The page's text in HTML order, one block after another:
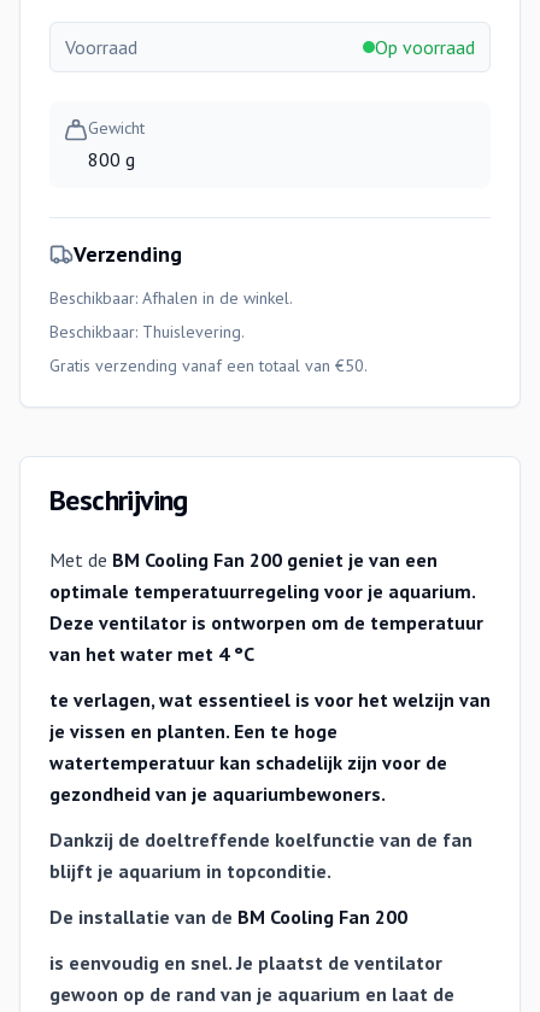
Voorraad Op voorraad
Gewicht
800 g
Verzending
Beschikbaar: Afhalen in de winkel.
Beschikbaar: Thuislevering.
Gratis verzending vanaf een totaal van €50.
Beschrijving
Met de BM Cooling Fan 200 geniet je van een
optimale temperatuurregeling voor je aquarium.
Deze ventilator is ontworpen om de temperatuur
van het water met 4 °C
te verlagen, wat essentieel is voor het welzijn van
je vissen en planten. Een te hoge
watertemperatuur kan schadelijk zijn voor de
gezondheid van je aquariumbewoners.
Dankzij de doeltreffende koelfunctie van de fan
blijft je aquarium in topconditie.
De installatie van de BM Cooling Fan 200
is eenvoudig en snel. Je plaatst de ventilator
gewoon op de rand van je aquarium en laat de